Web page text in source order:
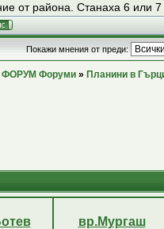
от района. Станаха 6 или
Покажи мнения от преди:
Форуми » Планини в
вр.Мургаш